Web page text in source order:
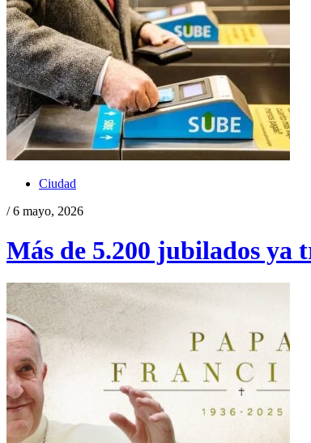
Ciudad
/ 6 mayo, 2026
Más de 5.200 jubilados ya